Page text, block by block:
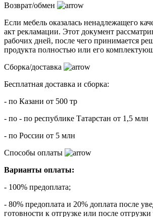
Возврат/обмен
Если мебель оказалась ненадлежащего
акт рекламации. Этот документ
рабочих дней, после чего принимается
продукта полностью или его
Сборка/доставка
Бесплатная доставка и сборка:
- по Казани от 500 тр
- по - по республике Татарстан от 1,5 млн
- по России от 5 млн
Способы оплаты
Варианты оплаты:
- 100% предоплата;
- 80% предоплата и 20% доплата после
готовности к отгрузке или после отгрузки